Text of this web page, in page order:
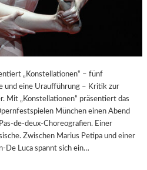
„Konstellationen“ – fünf
und eine Uraufführung – Kritik zur
Mit „Konstellationen“ präsentiert das
München einen Abend
de-deux-Choreografien. Einer
Zwischen Marius Petipa und einer
De Luca spannt sich ein…